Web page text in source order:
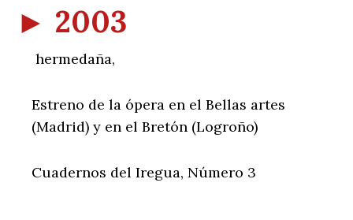
► 2003
hermedaña,
Estreno de la ópera en el Bellas artes
(Madrid) y en el Bretón (Logroño)
Cuadernos del Iregua, Número 3